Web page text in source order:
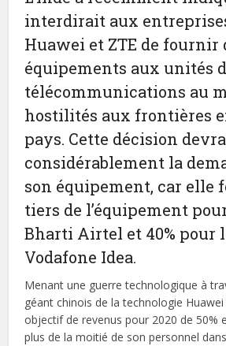
interdirait aux
Huawei et ZTE de fournir
équipements aux unités
télécommunications au
hostilités aux frontières
pays. Cette décision
considérablement la
son équipement, car elle
tiers de l’équipement
Bharti Airtel et 40% pour
Vodafone Idea.
Menant une guerre technologique à
géant chinois de la technologie
objectif de revenus pour 2020 de 50%
plus de la moitié de son personnel